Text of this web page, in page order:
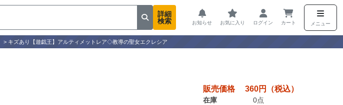
詳細
検索
お知らせ お気に入り ログイン カート メニュー
> キズあり【遊戯王】アルティメットレア◇教導の聖女エクレシア
販売価格 360円（税込）
在庫
0点